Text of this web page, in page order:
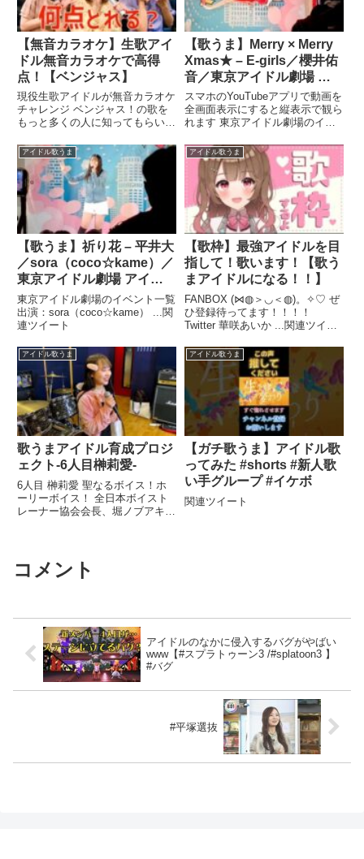
【無音カラオケ】生歌アイ
ドル無音カラオケで高得
点！【ベンジャス】
現役生歌アイドルが無音カラオケ
チャレンジ ベンジャス！の歌を
もっと多くの人に知ってもらいた
ツイート
【歌うま】Merry × Merry
Xmas★ – E-girls／櫻井佑
音／東京アイドル劇場 ア
イゲキ★縦動画★（2022
年12月25日）【スタたん
クリスマスSP】
スマホのYouTubeアプリで動画を
全画面表示にすると縦表示で観ら
れます 東京アイドル劇場のイベ
アイドル歌うま
【歌うま】祈り花 – 平井大
／sora（coco☆kame）／
東京アイドル劇場 アイゲ
キ（2023年2月5日）【ソ
ロスペ】
東京アイドル劇場のイベント一覧
出演：sora（coco☆kame） ...関
連ツイート
アイドル歌うま
【歌枠】最強アイドルを目
指して！歌います！【歌う
まアイドルになる！！】
FANBOX (⋈◍＞◡＜◍)。✧♡ ぜ
ひ登録待ってます！！！！
Twitter 華咲あいか ...関連ツイー
アイドル歌うま
歌うまアイドル育成プロジ
ェクト-6人目榊莉愛-
6人目 榊莉愛 聖なるボイス！ホ
ーリーボイス！ 全日本ボイスト
レーナー協会会長、堀ノブアキ
アイドル歌うま
【ガチ歌うま】アイドル歌
ってみた #shorts #新人歌
い手グループ #イケボ
関連ツイート
コメント
アイドルのなかに侵入するバグがやばい
www【#スプラトゥーン3 /#splatoon3 】
#バグ
#平塚選抜